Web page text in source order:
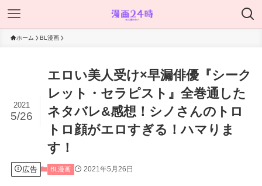
ホーム BL漫画
エロい美人受け×早漏俳優『シーク
レット・セラピスト』全巻通した
ネタバレ&感想！シノさんのトロ
トロ顔がエロすぎる！ハマりま
す！
2021
5/26
広告 BL漫画 2021年5月26日